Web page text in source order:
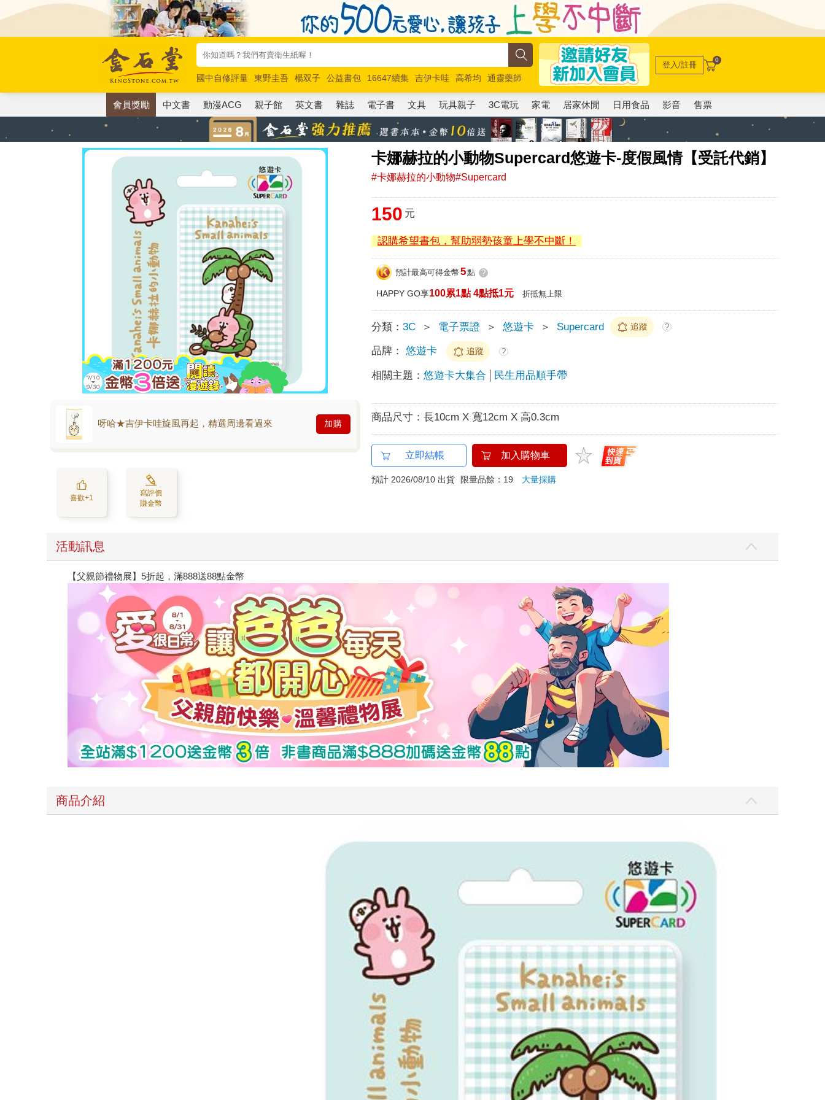
國中自修評量 東野圭吾 楊双子 公益書包 16647續集 吉伊卡哇 高希均
通靈藥師
唯紅花綻放
奧德賽 路邊攤新作 馬斯克 玩具總動員5 超慢跑
登入/註冊 0
會員獎勵 中文書 動漫ACG 親子館 英文書 雜誌 電子書 文具 玩具親子 3C電玩 家電 居家休閒 日用食品 影音 售票
卡娜赫拉的小動物Supercard悠遊卡-度假風情【受託代銷】
#卡娜赫拉的小動物#Supercard
呀哈★吉伊卡哇旋風再起，精選周邊看過來 加購
喜歡+1
寫評價
賺金幣
150 元
認購希望書包，幫助弱勢孩童上學不中斷！
預計最高可得金幣 5點 ?
HAPPY GO享100累1點 4點抵1元 折抵無上限
分類：3C ＞ 電子票證 ＞ 悠遊卡 ＞ Supercard 追蹤 ?
品牌： 悠遊卡 追蹤 ?
相關主題：悠遊卡大集合 民生用品順手帶
商品尺寸：長10cm X 寬12cm X 高0.3cm
立即結帳 加入購物車
預計 2026/08/10 出貨 限量品餘：19 大量採購
活動訊息
【父親節禮物展】5折起，滿888送88點金幣
商品介紹